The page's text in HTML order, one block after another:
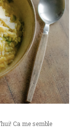
Ca me semble